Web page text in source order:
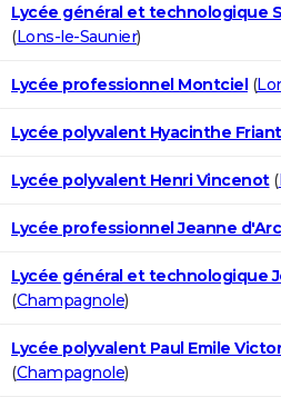
Lycée général et technologique
(Lons-le-Saunier)
Lycée professionnel Montciel(
Lycée polyvalent Hyacinthe Friant
Lycée polyvalent Henri Vincenot(
Lycée professionnel Jeanne d'Arc
Lycée général et technologique
(Champagnole)
Lycée polyvalent Paul Emile Victor
(Champagnole)